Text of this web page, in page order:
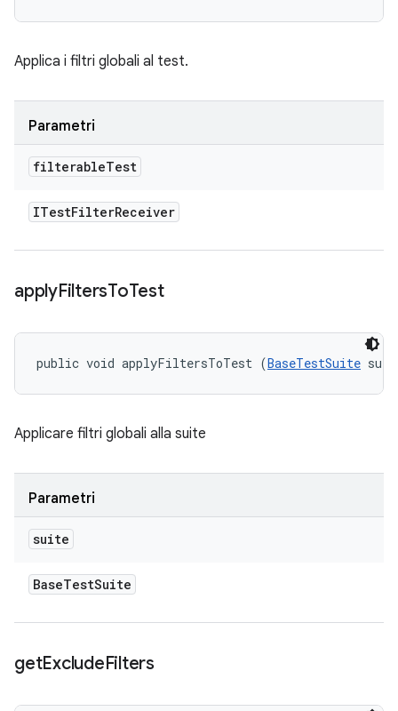
Applica i filtri globali al test.
Parametri
filterableTest
ITestFilterReceiver
applyFiltersToTest
public void applyFiltersToTest (BaseTestSuite
Applicare filtri globali alla suite
Parametri
suite
BaseTestSuite
getExcludeFilters